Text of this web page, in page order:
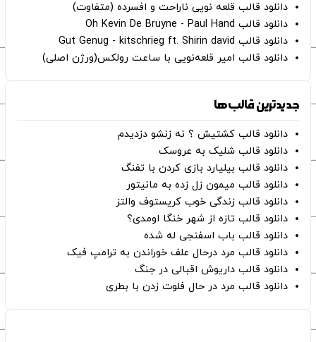
دانلود قالب قلعه نویی ناراحت و افسرده (متفاوت)
دانلود قالب Oh Kevin De Bruyne - Paul Hand
دانلود قالب Gut Genug - kitschrieg ft. Shirin david
دانلود قالب امیر قلعه‌نویی با ساعت رولکس(ورژن اصلی)
جدیدترین قالب‌ها
دانلود قالب کشتیش ؟ نه زنشو دزدیدم
دانلود قالب شلیک به عروسک
دانلود قالب بیلیارد بازی کردن با تفنگ
دانلود قالب میمون زل زده به مانیتور
دانلود قالب زندگی خوب کریستوف والتز
دانلود قالب تازه از شهر خنگا اومدی؟
دانلود قالب باب اسفنجی له شده
دانلود قالب مرد درحال علف خوراندن به ترامپ فیک
دانلود قالب داریوش اقبالی در جنگ
دانلود قالب مرد در حال فلوت زدن با بطری